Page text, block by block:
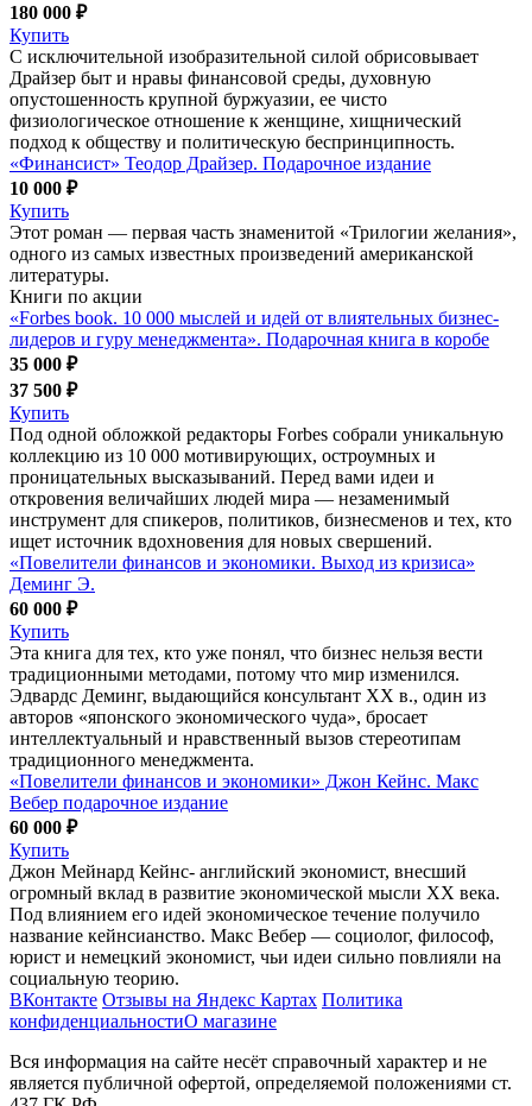
180 000 ₽
Купить
С исключительной изобразительной силой обрисовывает
Драйзер быт и нравы финансовой среды, духовную
опустошенность крупной буржуазии, ее чисто
физиологическое отношение к женщине, хищнический
подход к обществу и политическую беспринципность.
«Финансист» Теодор Драйзер. Подарочное издание
10 000 ₽
Купить
Этот роман — первая часть знаменитой «Трилогии желания»,
одного из самых известных произведений американской
литературы.
Книги по акции
«Forbes book. 10 000 мыслей и идей от влиятельных бизнес-
лидеров и гуру менеджмента». Подарочная книга в коробе
35 000 ₽
37 500 ₽
Купить
Под одной обложкой редакторы Forbes собрали уникальную
коллекцию из 10 000 мотивирующих, остроумных и
проницательных высказываний. Перед вами идеи и
откровения величайших людей мира — незаменимый
инструмент для спикеров, политиков, бизнесменов и тех, кто
ищет источник вдохновения для новых свершений.
«Повелители финансов и экономики. Выход из кризиса»
Деминг Э.
60 000 ₽
Купить
Эта книга для тех, кто уже понял, что бизнес нельзя вести
традиционными методами, потому что мир изменился.
Эдвардс Деминг, выдающийся консультант XX в., один из
авторов «японского экономического чуда», бросает
интеллектуальный и нравственный вызов стереотипам
традиционного менеджмента.
«Повелители финансов и экономики» Джон Кейнс. Макс
Вебер подарочное издание
60 000 ₽
Купить
Джон Мейнард Кейнс- английский экономист, внесший
огромный вклад в развитие экономической мысли XX векa.
Под влиянием его идей экономическое течение получило
название кейнсианство. Макс Вебер — социолог, философ,
юрист и немецкий экономист, чьи идеи сильно повлияли на
социальную теорию.
ВКонтакте Отзывы на Яндекс Картах Политика
конфиденциальностиО магазине
Вся информация на сайте несёт справочный характер и не
является публичной офертой, определяемой положениями ст.